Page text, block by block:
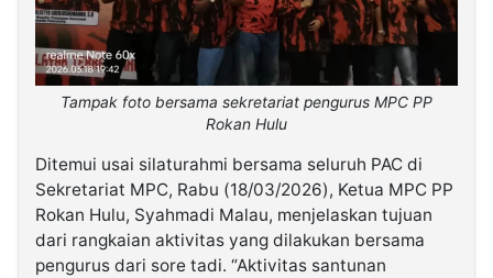
Tampak foto bersama sekretariat pengurus MPC PP
Rokan Hulu
Ditemui usai silaturahmi bersama seluruh PAC di
Sekretariat MPC, Rabu (18/03/2026), Ketua MPC PP
Rokan Hulu, Syahmadi Malau, menjelaskan tujuan
dari rangkaian aktivitas yang dilakukan bersama
pengurus dari sore tadi. “Aktivitas santunan